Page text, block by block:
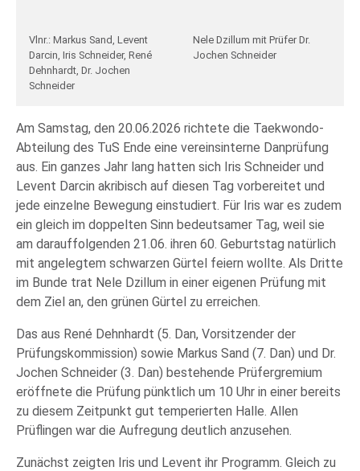
Vlnr.: Markus Sand, Levent
Darcin, Iris Schneider, René
Dehnhardt, Dr. Jochen
Schneider
Nele Dzillum mit Prüfer Dr.
Jochen Schneider
Am Samstag, den 20.06.2026 richtete die Taekwondo-
Abteilung des TuS Ende eine vereinsinterne Danprüfung
aus. Ein ganzes Jahr lang hatten sich Iris Schneider und
Levent Darcin akribisch auf diesen Tag vorbereitet und
jede einzelne Bewegung einstudiert. Für Iris war es zudem
ein gleich im doppelten Sinn bedeutsamer Tag, weil sie
am darauffolgenden 21.06. ihren 60. Geburtstag natürlich
mit angelegtem schwarzen Gürtel feiern wollte. Als Dritte
im Bunde trat Nele Dzillum in einer eigenen Prüfung mit
dem Ziel an, den grünen Gürtel zu erreichen.
Das aus René Dehnhardt (5. Dan, Vorsitzender der
Prüfungskommission) sowie Markus Sand (7. Dan) und Dr.
Jochen Schneider (3. Dan) bestehende Prüfergremium
eröffnete die Prüfung pünktlich um 10 Uhr in einer bereits
zu diesem Zeitpunkt gut temperierten Halle. Allen
Prüflingen war die Aufregung deutlich anzusehen.
Zunächst zeigten Iris und Levent ihr Programm. Gleich zu